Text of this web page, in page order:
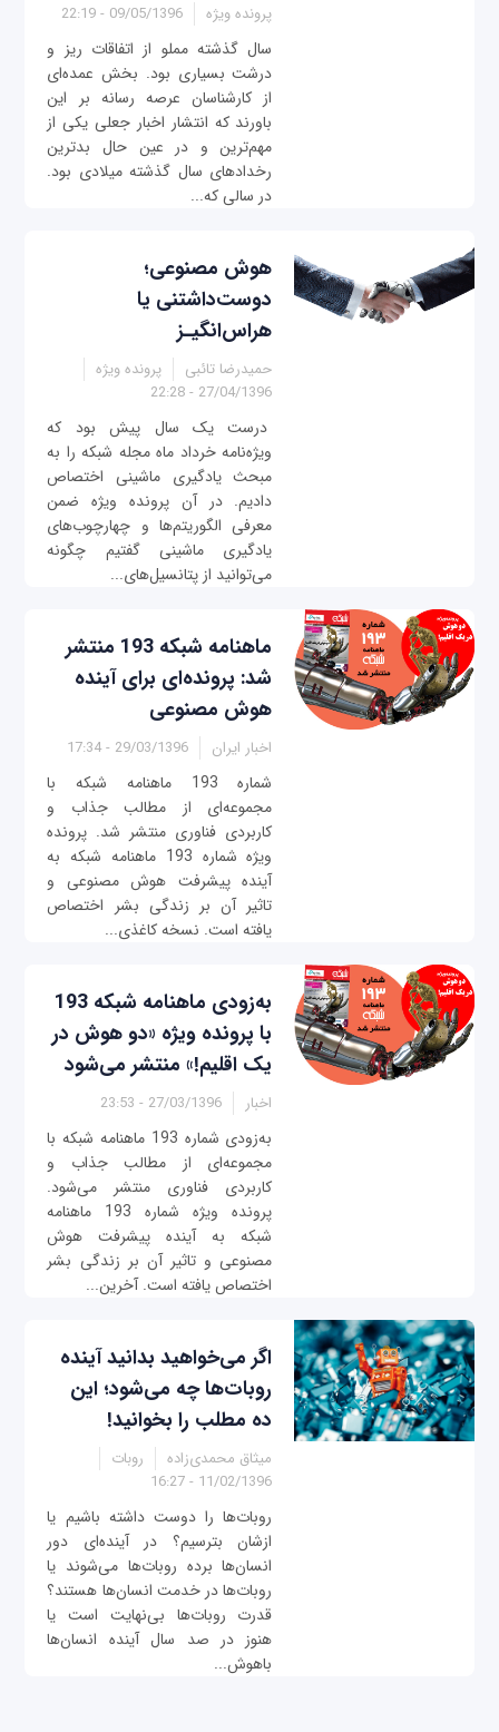
پرونده ویژه 09/05/1396 - 22:19
سال گذشته مملو از اتفاقات ریز و
درشت بسیاری بود. بخش عمده‌ای
از کارشناسان عرصه رسانه بر این
باورند که انتشار اخبار جعلی یکی از
مهم‌ترین و در عین حال بدترین
رخداد‌های سال گذشته میلادی بود.
در سالی که...
هوش مصنوعی؛
دوست‌داشتنی یا
هراس‌انگیـز
حمیدرضا تائبی
پرونده ویژه
27/04/1396 - 22:28
درست یک سال پیش بود که
ویژه‌نامه خرداد ماه مجله شبکه را به
مبحث یادگیری ماشینی اختصاص
دادیم. در آن پرونده ویژه ضمن
معرفی الگوریتم‌ها و چهارچوب‌های
یادگیری ماشینی گفتیم چگونه
می‌توانید از پتانسیل‌های...
ماهنامه شبکه 193 منتشر
شد: پرونده‌ای برای آینده
هوش مصنوعی
اخبار ایران 29/03/1396 - 17:34
شماره 193 ماهنامه شبکه با
مجموعه‌ای از مطالب جذاب و
کاربردی فناوری منتشر شد. پرونده
ویژه شماره 193 ماهنامه شبکه به
آینده پیشرفت هوش مصنوعی و
تاثیر آن بر زندگی بشر اختصاص
یافته است. نسخه کاغذی...
به‌زودی ماهنامه شبکه 193
با پرونده ویژه «دو هوش در
یک اقلیم!» منتشر می‌شود
اخبار 27/03/1396 - 23:53
به‌زودی شماره 193 ماهنامه شبکه با
مجموعه‌ای از مطالب جذاب و
کاربردی فناوری منتشر می‌شود.
پرونده ویژه شماره 193 ماهنامه
شبکه به آینده پیشرفت هوش
مصنوعی و تاثیر آن بر زندگی بشر
اختصاص یافته است. آخرین...
اگر می‌خواهید بدانید آینده
روبات‌ها چه می‌شود؛ این
ده مطلب را بخوانید!
میثاق محمدی‌زاده
روبات
11/02/1396 - 16:27
روبات‌ها را دوست داشته باشیم یا
ازشان بترسیم؟ در آینده‌ای دور
انسان‌ها برده روبات‌ها می‌شوند یا
روبات‌ها در خدمت انسان‌ها هستند؟
قدرت روبات‌ها بی‌نهایت است یا
هنوز در صد سال آینده انسان‌ها
باهوش‌...